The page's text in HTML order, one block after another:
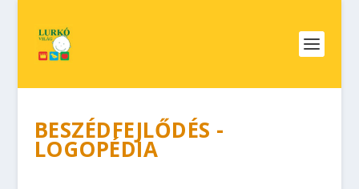
BESZÉDFEJLŐDÉS -
LOGOPÉDIA